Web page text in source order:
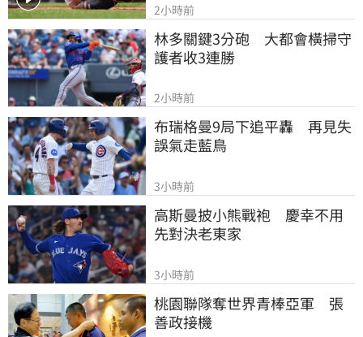
2小時前
林多關鍵3分砲　大都會橫掃守
護者收3連勝
2小時前
布瑞格曼9局下追平轟　再見失
誤氣走藍鳥
3小時前
高斯曼披小熊戰袍　慶幸不用
先對決老東家
3小時前
桃園聯隊奪世界青棒亞軍　張
善政接機